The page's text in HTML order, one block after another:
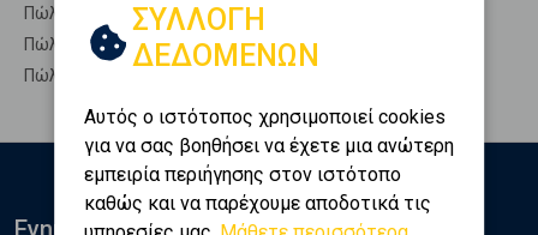
Πώληση Υπόγεια ΝΤΕΠΩ
Πώληση Υπόσκαφα ΝΤΕΠΩ
Πώληση Υπολ. υψουν ΝΤΕΠΩ
ΣΥΛΛΟΓΗ
ΔΕΔΟΜΕΝΩΝ
Αυτός ο ιστότοπος χρησιμοποιεί cookies
για να σας βοηθήσει να έχετε μια ανώτερη
εμπειρία περιήγησης στον ιστότοπο
καθώς και να παρέχουμε αποδοτικά τις
Ενημερωθείτε